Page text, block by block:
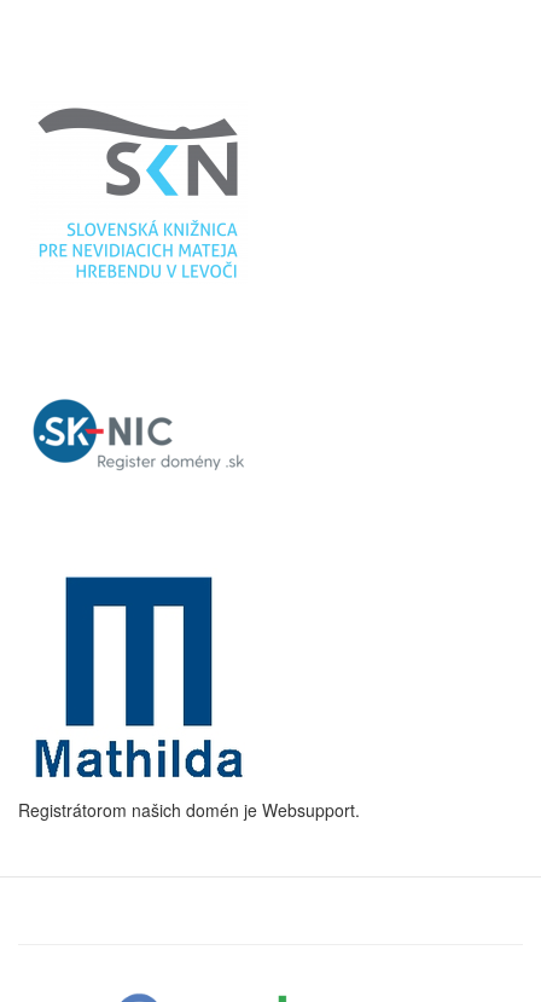
Registrátorom našich domén je Websupport.